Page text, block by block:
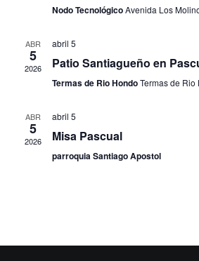
Nodo TecnológicoAvenida Los
ABR
5
2026
abril 5
Patio Santiagueño en
Termas de Rio HondoTermas de Rio
ABR
5
2026
abril 5
Misa Pascual
parroquia Santiago Apostol